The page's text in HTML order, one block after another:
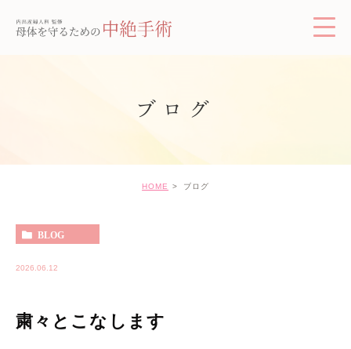
ブログ
HOME ブログ
BLOG
2026.06.12
粛々とこなします